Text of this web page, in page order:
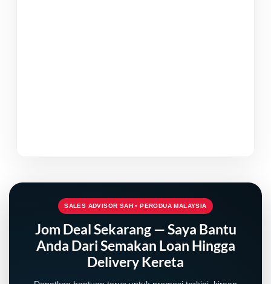
SALES ADVISOR SAH • PERODUA MALAYSIA
Jom Deal Sekarang — Saya Bantu
Anda Dari Semakan Loan Hingga
Delivery Kereta